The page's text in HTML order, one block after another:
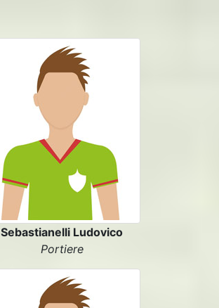
Sebastianelli Ludovico
Portiere